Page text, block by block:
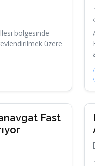
bölgesinde
üzere
Fast